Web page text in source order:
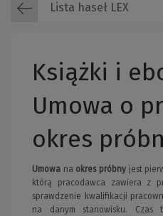
Lista haseł LEX
Książki i
Umowa o
okres
Umowa na okres próbny jest
którą pracodawca zawiera z
sprawdzenie kwalifikacji
na danym stanowisku. Czas